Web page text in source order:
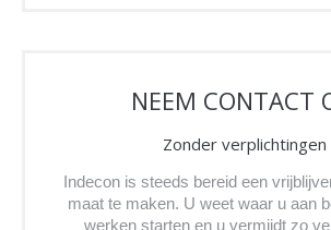
NEEM CONTACT
Zonder verplichtingen
Indecon is steeds bereid een
maat te maken. U weet waar u aan
werken starten en u vermijdt zo